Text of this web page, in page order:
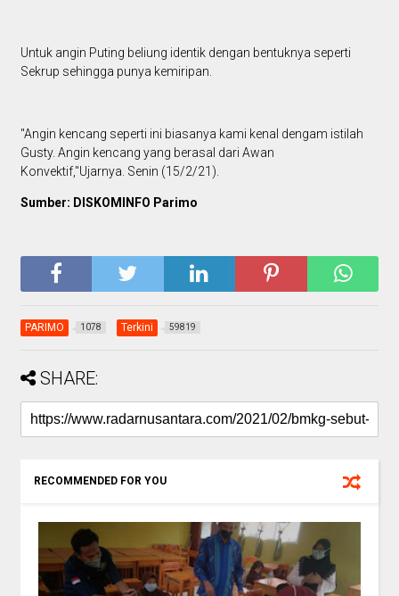
Untuk angin Puting beliung identik dengan bentuknya seperti
Sekrup sehingga punya kemiripan.
"Angin kencang seperti ini biasanya kami kenal dengam istilah
Gusty. Angin kencang yang berasal dari Awan
Konvektif,"Ujarnya. Senin (15/2/21).
Sumber: DISKOMINFO Parimo
PARIMO 1078 Terkini 59819
SHARE:
RECOMMENDED FOR YOU